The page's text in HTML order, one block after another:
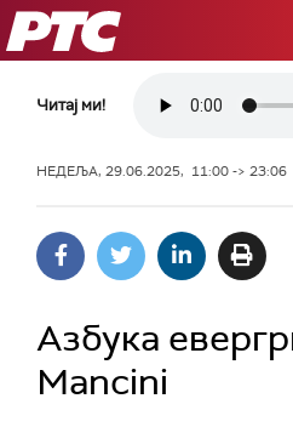
РТС
Читај ми!
НЕДЕЉА, 29.06.2025, 11:00 -> 23:06
Азбука
Mancini